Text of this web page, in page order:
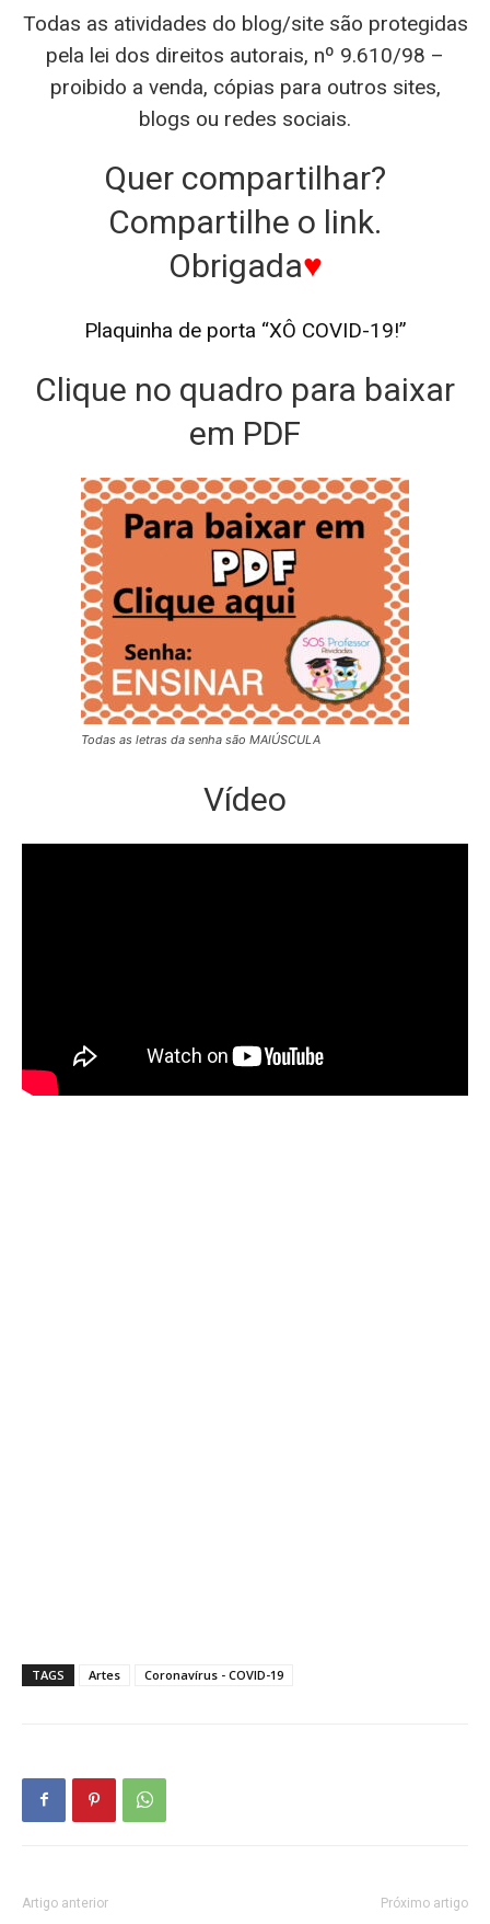
Todas as atividades do blog/site são protegidas
pela lei dos direitos autorais, nº 9.610/98 –
proibido a venda, cópias para outros sites,
blogs ou redes sociais.
Quer compartilhar?
Compartilhe o link.
Obrigada♥
Plaquinha de porta “XÔ COVID-19!”
Clique no quadro para baixar
em PDF
Todas as letras da senha são MAIÚSCULA
Vídeo
TAGS Artes Coronavírus - COVID-19
Artigo anterior Próximo artigo